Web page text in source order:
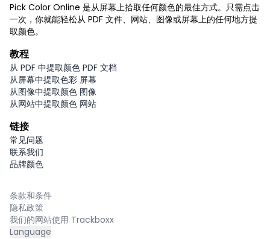
Pick Color Online 是从屏幕上拾取任何颜色的最佳方式。只需点击
一次，你就能轻松从 PDF 文件、网站、图像或屏幕上的任何地方提
取颜色。
教程
从 PDF 中提取颜色 PDF 文档
从屏幕中提取色彩 屏幕
从图像中提取颜色 图像
从网站中提取颜色 网站
链接
常见问题
联系我们
品牌颜色
条款和条件
隐私政策
我们的网站使用 Trackboxx
Language